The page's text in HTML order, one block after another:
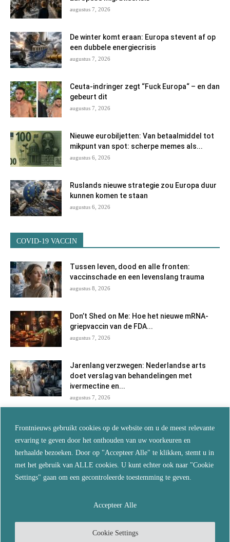
Frontnieuws gebruikt cookies op de website om u de meest relevante
ervaring te geven door het onthouden van uw voorkeuren en
herhaalde bezoeken. Door op "Accepteer Alle" te klikken, stemt u in
met het gebruik van ALLE cookies. U kunt echter ook naar "Cookie
Settings" gaan om een gecontroleerde toestemming te geven.
Cookie Settings
Accepteer Alle
augustus 7, 2026
De winter komt eraan: Europa stevent af op
een dubbele energiecrisis
augustus 7, 2026
Ceuta-indringer zegt “Fuck Europa“ – en dan
gebeurt dit
augustus 7, 2026
Nieuwe eurobiljetten: Van betaalmiddel tot
mikpunt van spot: scherpe memes als...
augustus 6, 2026
Ruslands nieuwe strategie zou Europa duur
kunnen komen te staan
augustus 6, 2026
COVID-19 VACCIN
Tussen leven, dood en alle fronten:
vaccinschade en een levenslang trauma
augustus 8, 2026
Don’t Shed on Me: Hoe het nieuwe mRNA-
griepvaccin van de FDA...
augustus 7, 2026
Jarenlang verzwegen: Nederlandse arts
doet verslag van behandelingen met
ivermectine en...
augustus 7, 2026
langer op de...
augustus 5, 2026
De echte reden waarom je overal
‘turboveroudering’ ziet… en wat dit...